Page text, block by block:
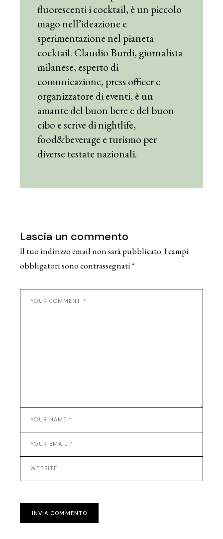
fluorescenti i cocktail, è un piccolo
mago nell’ideazione e
sperimentazione nel pianeta
cocktail. Claudio Burdi, giornalista
milanese, esperto di
comunicazione, press officer e
organizzatore di eventi, è un
amante del buon bere e del buon
cibo e scrive di nightlife,
food&beverage e turismo per
diverse testate nazionali.
Lascia un commento
Il tuo indirizzo email non sarà pubblicato.I campi
obbligatori sono contrassegnati*
INVIA COMMENTO